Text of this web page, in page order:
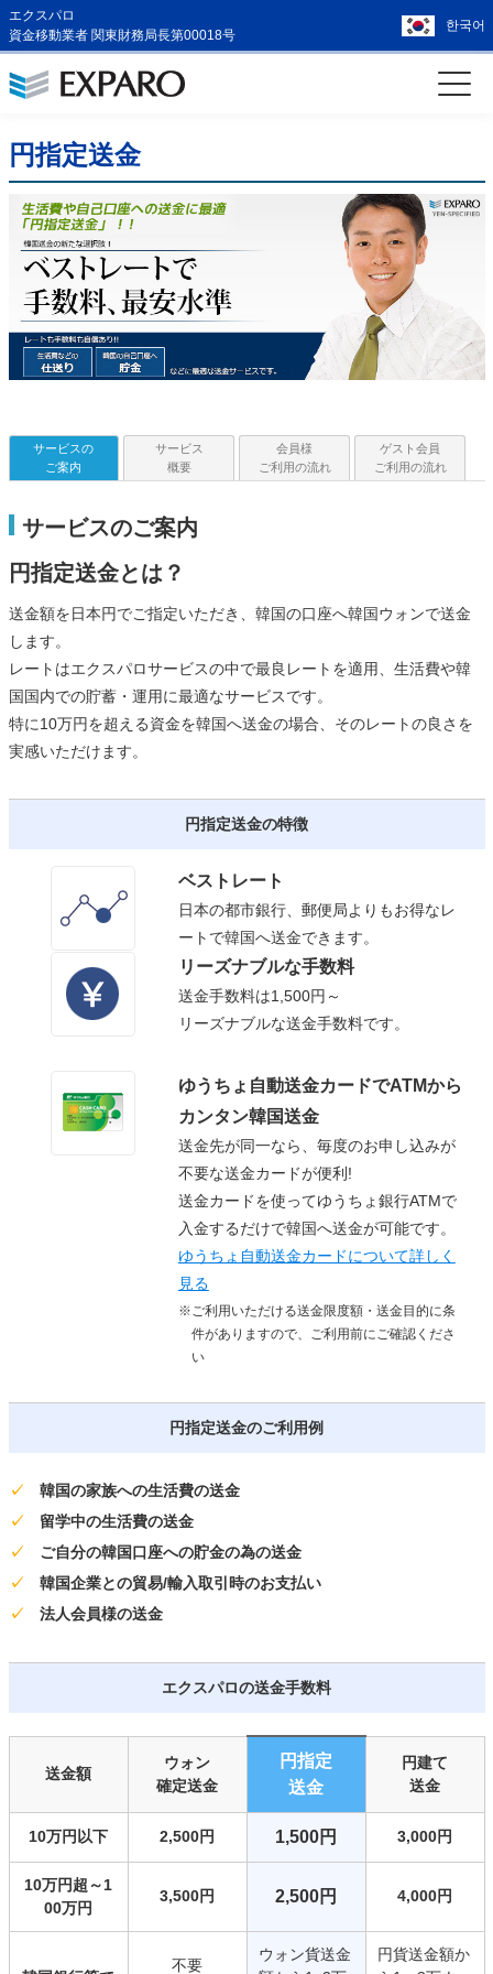
エクスパロ
資金移動業者 関東財務局長第00018号
한국어
円指定送金
サービスの
ご案内
サービス
概要
会員様
ご利用の流れ
ゲスト会員
ご利用の流れ
サービスのご案内
円指定送金とは？
送金額を日本円でご指定いただき、韓国の口座へ韓国ウォンで送金
します。
レートはエクスパロサービスの中で最良レートを適用、生活費や韓
国国内での貯蓄・運用に最適なサービスです。
特に10万円を超える資金を韓国へ送金の場合、そのレートの良さを
実感いただけます。
円指定送金の特徴
ベストレート
日本の都市銀行、郵便局よりもお得なレ
ートで韓国へ送金できます。
リーズナブルな手数料
送金手数料は1,500円～
リーズナブルな送金手数料です。
ゆうちょ自動送金カードでATMから
カンタン韓国送金
送金先が同一なら、毎度のお申し込みが
不要な送金カードが便利!
送金カードを使ってゆうちょ銀行ATMで
入金するだけで韓国へ送金が可能です。
ゆうちょ自動送金カードについて詳しく
見る
※ご利用いただける送金限度額・送金目的に条
件がありますので、ご利用前にご確認くださ
い
円指定送金のご利用例
✓ 韓国の家族への生活費の送金
✓ 留学中の生活費の送金
✓ ご自分の韓国口座への貯金の為の送金
✓ 韓国企業との貿易/輸入取引時のお支払い
✓ 法人会員様の送金
エクスパロの送金手数料
送金額
ウォン
確定送金
円指定
送金
円建て
送金
10万円以下 2,500円 1,500円 3,000円
10万円超～1
00万円
3,500円 2,500円 4,000円
不要
ウォン貨送金
円貨送金額か